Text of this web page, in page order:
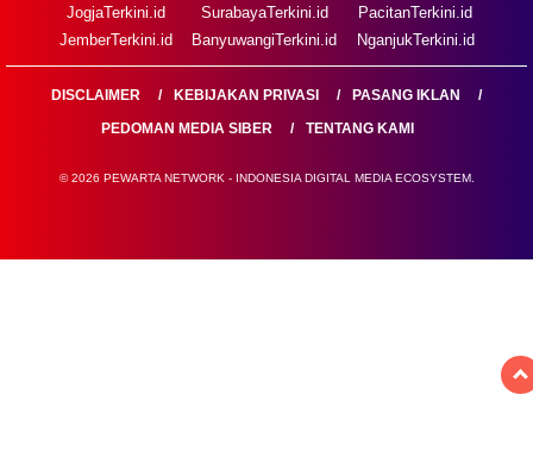
JogjaTerkini.id
JemberTerkini.id
SurabayaTerkini.id
BanyuwangiTerkini.id
PacitanTerkini.id
NganjukTerkini.id
DISCLAIMER KEBIJAKAN PRIVASI
PASANG IKLAN
PEDOMAN MEDIA SIBER
TENTANG KAMI
© 2026 PEWARTA NETWORK - INDONESIA DIGITAL MEDIA ECOSYSTEM.